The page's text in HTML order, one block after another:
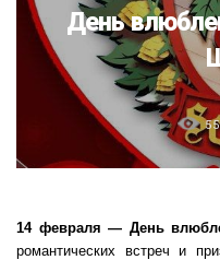
День
14 февраля — День
романтических встреч и